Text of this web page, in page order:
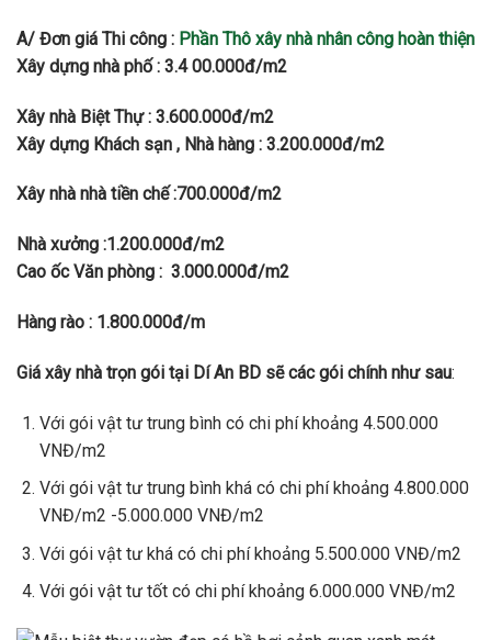
A/ Đơn giá Thi công : Phần Thô xây nhà nhân công hoàn thiện
Xây dựng nhà phố : 3.4 00.000đ/m2
Xây nhà Biệt Thự : 3.600.000đ/m2
Xây dựng Khách sạn , Nhà hàng : 3.200.000đ/m2
Xây nhà nhà tiền chế :700.000đ/m2
Nhà xưởng :1.200.000đ/m2
Cao ốc Văn phòng : 3.000.000đ/m2
Hàng rào : 1.800.000đ/m
Giá xây nhà trọn gói tại Dí An BD sẽ các gói chính như sau:
Với gói vật tư trung bình có chi phí khoảng 4.500.000
VNĐ/m2
Với gói vật tư trung bình khá có chi phí khoảng 4.800.000
VNĐ/m2 -5.000.000 VNĐ/m2
Với gói vật tư khá có chi phí khoảng 5.500.000 VNĐ/m2
Với gói vật tư tốt có chi phí khoảng 6.000.000 VNĐ/m2